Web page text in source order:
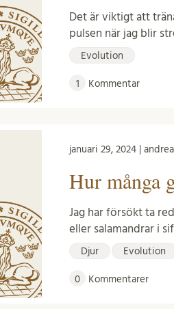
Det är viktigt att
pulsen när jag blir
Evolution
1 Kommentar
januari 29, 2024 |
Hur många
Jag har försökt ta
eller salamandrar i
Djur Evolution
0 Kommentarer